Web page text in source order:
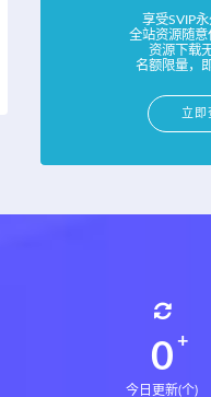
享受SVIP
全站资源随
资源下载
名额限量，
立即
0
今日更新(个)